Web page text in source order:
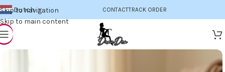
Skip to navigation
Skip to main content
Dutch ▼ CONTACTTRACK ORDER